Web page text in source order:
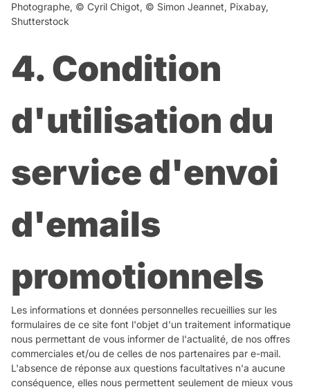
Photographe, © Cyril Chigot, © Simon Jeannet, Pixabay,
Shutterstock
4. Condition
d'utilisation du
service d'envoi
d'emails
promotionnels
Les informations et données personnelles recueillies sur les
formulaires de ce site font l'objet d'un traitement informatique
nous permettant de vous informer de l'actualité, de nos offres
commerciales et/ou de celles de nos partenaires par e-mail.
L'absence de réponse aux questions facultatives n'a aucune
conséquence, elles nous permettent seulement de mieux vous